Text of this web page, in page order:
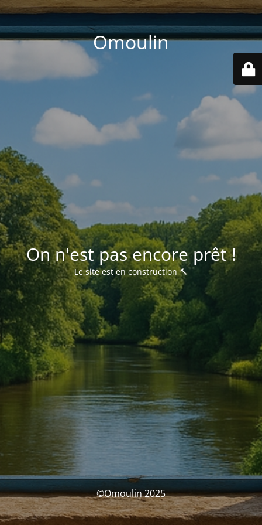
Omoulin
On n'est pas encore prêt !
Le site est en construction 🔨
©Omoulin 2025